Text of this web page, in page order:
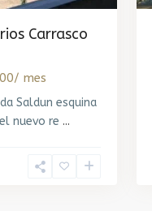
Carrasco
mes
Saldun esquina
nuevo re ...